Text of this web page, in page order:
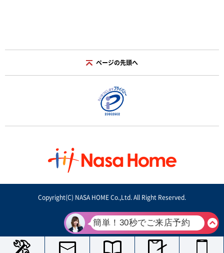
ページの先頭へ
Copyright(C) NASA HOME Co.,Ltd. All Right Reserved.